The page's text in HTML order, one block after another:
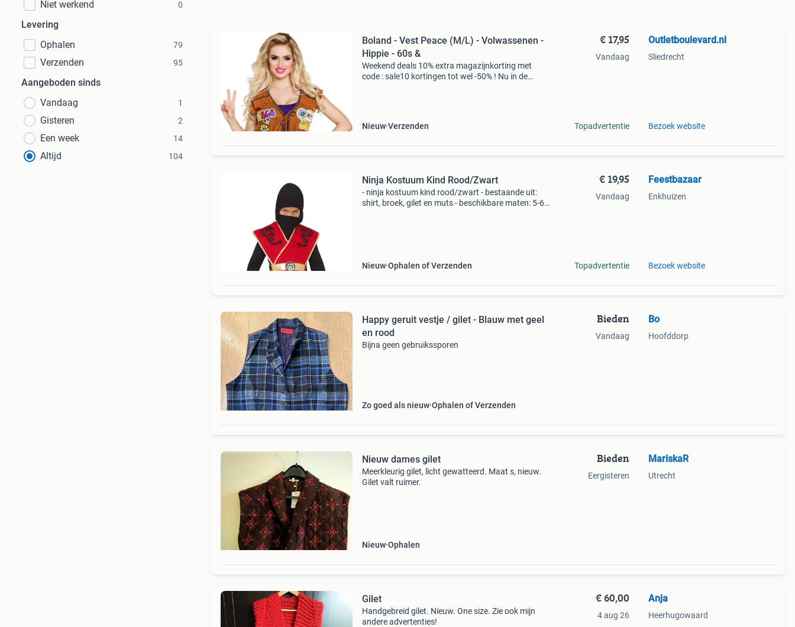
Niet werkend 0
Levering
Ophalen
79
Verzenden 95
Aangeboden sinds
Vandaag
1
Gisteren 2
Een week 14
Altijd 104
Boland - Vest Peace (M/L) - Volwassenen -
Hippie - 60s &
Weekend deals 10% extra magazijnkorting met
code : sale10 kortingen tot wel -50% ! Nu in de
Nieuw Verzenden
€ 17,95
Vandaag
Topadvertentie
Outletboulevard.nl
Sliedrecht
Bezoek website
Ninja Kostuum Kind Rood/Zwart
- ninja kostuum kind rood/zwart - bestaande uit:
shirt, broek, gilet en muts - beschikbare maten: 5-6,
Nieuw Ophalen of Verzenden
€ 19,95
Vandaag
Topadvertentie
Feestbazaar
Enkhuizen
Bezoek website
Happy geruit vestje / gilet - Blauw met geel
en rood
Bijna geen gebruikssporen
Zo goed als nieuw Ophalen of Verzenden
Bieden
Vandaag
Bo
Hoofddorp
Nieuw dames gilet
Meerkleurig gilet, licht gewatteerd. Maat s, nieuw.
Gilet valt ruimer.
Nieuw Ophalen
Bieden
Eergisteren
MariskaR
Utrecht
Gilet
Handgebreid gilet. Nieuw. One size. Zie ook mijn
andere advertenties!
€ 60,00
4 aug 26
Anja
Heerhugowaard